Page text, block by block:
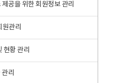
공을 위한 회원정보 관리
관리
현황 관리
리